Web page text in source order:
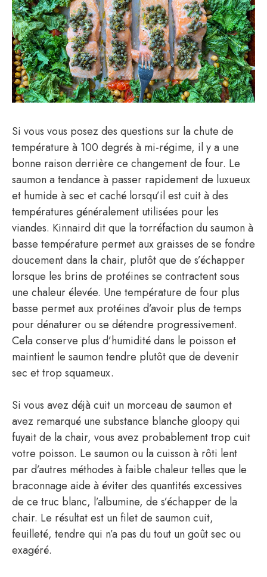
Si vous vous posez des questions sur la chute de
température à 100 degrés à mi-régime, il y a une
bonne raison derrière ce changement de four. Le
saumon a tendance à passer rapidement de luxueux
et humide à sec et caché lorsqu’il est cuit à des
températures généralement utilisées pour les
viandes. Kinnaird dit que la torréfaction du saumon à
basse température permet aux graisses de se fondre
doucement dans la chair, plutôt que de s’échapper
lorsque les brins de protéines se contractent sous
une chaleur élevée. Une température de four plus
basse permet aux protéines d’avoir plus de temps
pour dénaturer ou se détendre progressivement.
Cela conserve plus d’humidité dans le poisson et
maintient le saumon tendre plutôt que de devenir
sec et trop squameux.
Si vous avez déjà cuit un morceau de saumon et
avez remarqué une substance blanche gloopy qui
fuyait de la chair, vous avez probablement trop cuit
votre poisson. Le saumon ou la cuisson à rôti lent
par d’autres méthodes à faible chaleur telles que le
braconnage aide à éviter des quantités excessives
de ce truc blanc, l’albumine, de s’échapper de la
chair. Le résultat est un filet de saumon cuit,
feuilleté, tendre qui n’a pas du tout un goût sec ou
exagéré.